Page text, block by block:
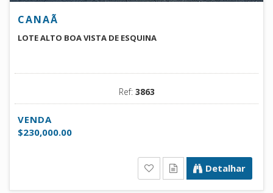
CANAÃ
LOTE ALTO BOA VISTA DE ESQUINA
Ref: 3863
VENDA
$230,000.00
Detalhar